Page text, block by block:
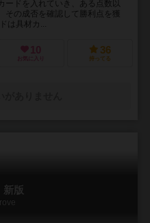
ードを入れていき、ある点数以
その成否を確認して勝利点を獲
は具材カ...
10
お気に入り
36
持ってる
新版